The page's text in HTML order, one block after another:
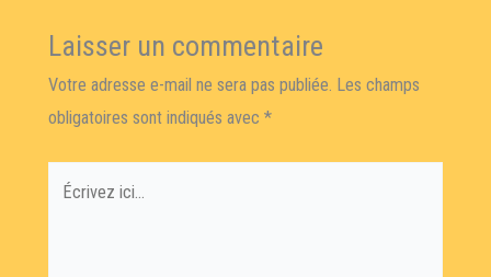
Laisser un commentaire
Votre adresse e-mail ne sera pas publiée. Les champs
obligatoires sont indiqués avec *
Écrivez